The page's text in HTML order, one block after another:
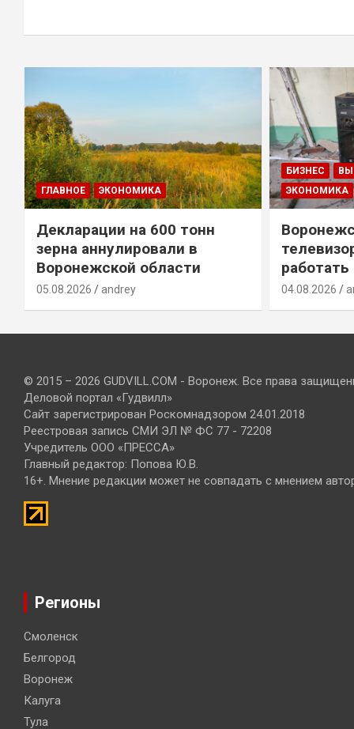
ГЛАВНОЕ ЭКОНОМИКА
Декларации на 600 тонн
зерна аннулировали в
Воронежской области
05.08.2026 andrey
БИЗНЕС
ЭКОНОМИКА
работать
04.08.2026
© 2015 – 2026 GUDVILL.COM - Воронеж. Все права
Деловой портал «Гудвилл»
Сайт зарегистрирован Роскомнадзором 24.01.2018
Реестровая запись СМИ ЭЛ № ФС 77 - 72208
Учредитель ООО «ПРЕССА»
Главный редактор: Попова Ю.В.
16+. Мнение редакции может не совпадать с мнением
Регионы
Смоленск
Белгород
Воронеж
Калуга
Тула